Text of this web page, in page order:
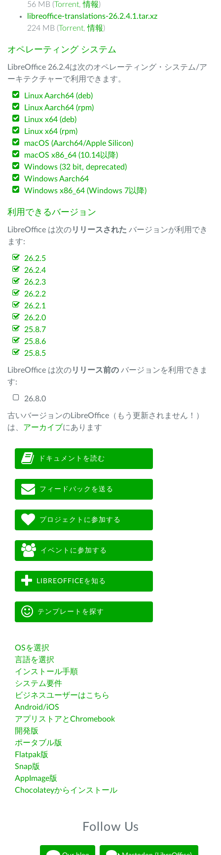
56 MB (Torrent,情報)
libreoffice-translations-26.2.4.1.tar.xz
224 MB (Torrent,情報)
オペレーティング システム
LibreOffice 26.2.4は次のオペレーティング・システム/ア
ーキテクチャーで利用できます。
Linux Aarch64 (deb)
Linux Aarch64 (rpm)
Linux x64 (deb)
Linux x64 (rpm)
macOS (Aarch64/Apple Silicon)
macOS x86_64 (10.14以降)
Windows (32 bit, deprecated)
Windows Aarch64
Windows x86_64 (Windows 7以降)
利用できるバージョン
LibreOffice は次のリリースされた バージョンが利用でき
ます:
26.2.5
26.2.4
26.2.3
26.2.2
26.2.1
26.2.0
25.8.7
25.8.6
25.8.5
LibreOffice は次のリリース前の バージョンを利用できま
す:
26.8.0
古いバージョンのLibreOffice（もう更新されません！）
は、 アーカイブにあります
ドキュメントを読む
フィードバックを送る
プロジェクトに参加する
イベントに参加する
LIBREOFFICEを知る
テンプレートを探す
OSを選択
言語を選択
インストール手順
システム要件
ビジネスユーザーはこちら
Android/iOS
アプリストアとChromebook
開発版
ポータブル版
Flatpak版
Snap版
AppImage版
Chocolateyからインストール
Follow Us